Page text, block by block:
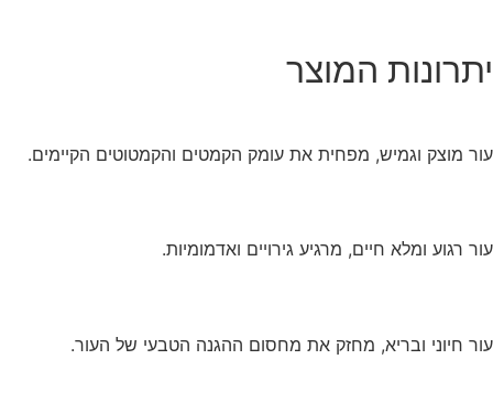
יתרונות המוצר
עור מוצק וגמיש, מפחית את עומק הקמטים והקמטוטים הקיימים.
עור רגוע ומלא חיים, מרגיע גירויים ואדמומיות.
עור חיוני ובריא, מחזק את מחסום ההגנה הטבעי של העור.